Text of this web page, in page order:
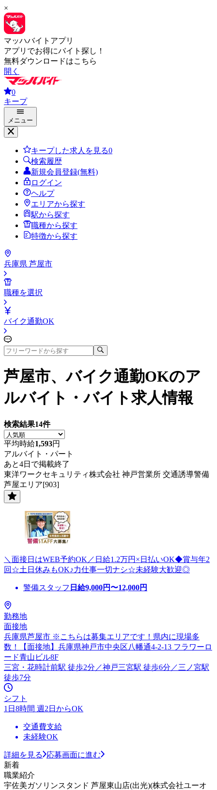
×
マッハバイトアプリ
アプリでお得にバイト探し！
無料ダウンロードはこちら
開く
0
キープ
メニュー
キープした求人を見る0
検索履歴
新規会員登録(無料)
ログイン
ヘルプ
エリアから探す
駅から探す
職種から探す
特徴から探す
兵庫県 芦屋市
職種を選択
バイク通勤OK
芦屋市、バイク通勤OKのア
ルバイト・バイト求人情報
検索結果14件
平均時給1,593円
アルバイト・パート
あと4日で掲載終了
東洋ワークセキュリティ株式会社 神戸営業所 交通誘導警備
芦屋エリア[903]
＼面接日はWEB予約OK／日給1.2万円×日払いOK◆賞与年2
回☆土日休みもOK♪力仕事一切ナシ☆未経験大歓迎◎
警備スタッフ 日給9,000円〜12,000円
勤務地
面接地
兵庫県芦屋市 ※こちらは募集エリアです！県内に現場多
数！【面接地】兵庫県神戸市中央区八幡通4-2-13 フラワーロ
ード青山ビル8F
三宮・花時計前駅 徒歩2分／神戸三宮駅 徒歩6分／三ノ宮駅
徒歩7分
シフト
1日8時間 週2日からOK
交通費支給
未経験OK
詳細を見る
応募画面に進む
新着
職業紹介
宇佐美ガソリンスタンド 芦屋東山店(出光)(株式会社ユーオ